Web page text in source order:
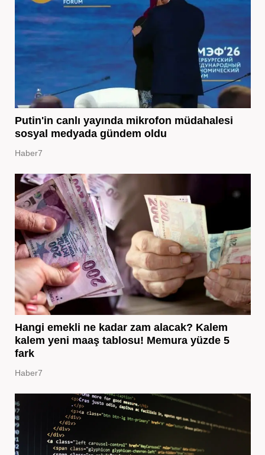
Putin'in canlı yayında mikrofon müdahalesi
sosyal medyada gündem oldu
Haber7
Hangi emekli ne kadar zam alacak? Kalem
kalem yeni maaş tablosu! Memura yüzde 5
fark
Haber7